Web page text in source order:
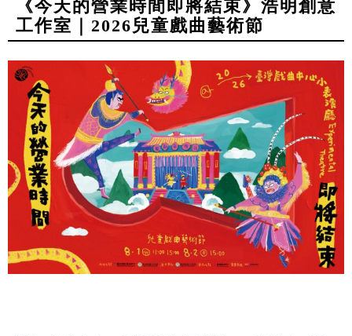
《今天的營業時間即將結束》浩明創意
工作室｜2026兒童戲曲藝術節